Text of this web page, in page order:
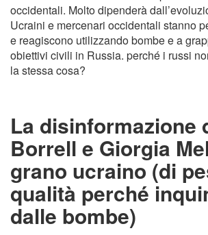
occidentali. Molto dipenderà
Ucraini e mercenari occidentali stanno
e reagiscono utilizzando bombe e a
obiettivi civili in Russia. perché i russi
la stessa cosa?
La disinformazione
Borrell e Giorgia
grano ucraino (di
qualità perché
dalle bombe)